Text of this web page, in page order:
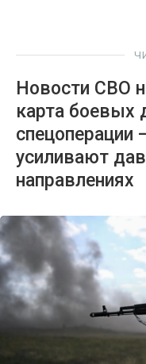
Новости СВО
карта боевых
спецоперации
усиливают
направлениях